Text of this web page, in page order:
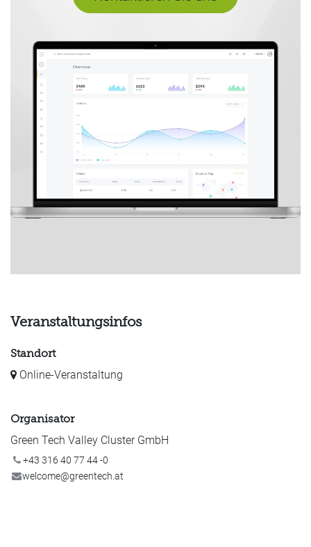
Veranstaltungsinfos
Standort
Online-Veranstaltung
Organisator
Green Tech Valley Cluster GmbH
+43 316 40 77 44 -0
welcome@greentech.at